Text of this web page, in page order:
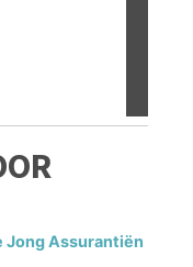
Jong Assurantiën